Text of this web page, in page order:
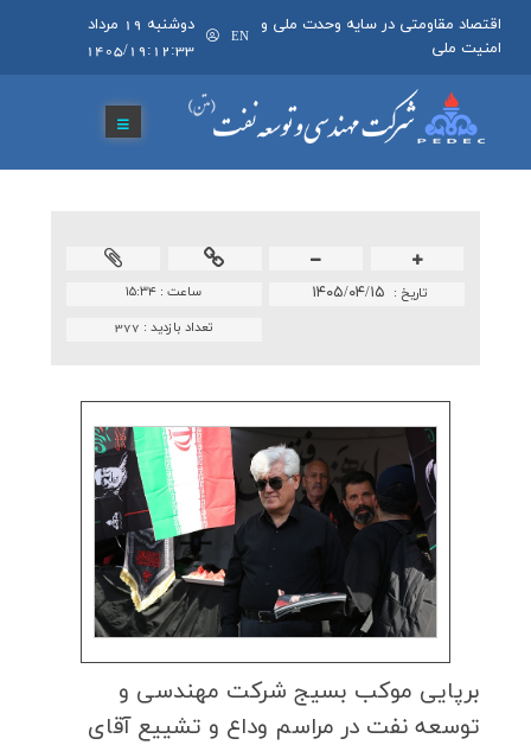
اقتصاد مقاومتی در سایه وحدت ملی و
امنیت ملی
EN
دوشنبه 19 مرداد
1405/19:12:33
ساعت : ۱۵:۳۴ تاريخ : ۱۴۰۵/۰۴/۱۵
تعداد بازدید : 377
برپایی موكب بسیج شركت مهندسی و
توسعه نفت در مراسم وداع و تشییع آقای